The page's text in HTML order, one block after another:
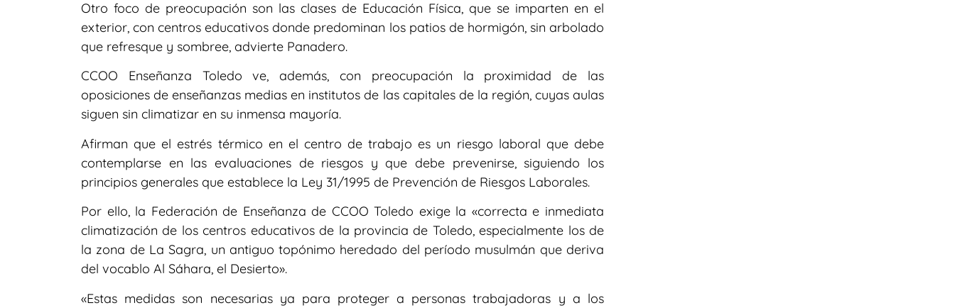
Otro foco de preocupación son las clases de Educación Física, que se imparten en el
exterior, con centros educativos donde predominan los patios de hormigón, sin arbolado
que refresque y sombree, advierte Panadero.
CCOO Enseñanza Toledo ve, además, con preocupación la proximidad de las
oposiciones de enseñanzas medias en institutos de las capitales de la región, cuyas aulas
siguen sin climatizar en su inmensa mayoría.
Afirman que el estrés térmico en el centro de trabajo es un riesgo laboral que debe
contemplarse en las evaluaciones de riesgos y que debe prevenirse, siguiendo los
principios generales que establece la Ley 31/1995 de Prevención de Riesgos Laborales.
Por ello, la Federación de Enseñanza de CCOO Toledo exige la «correcta e inmediata
climatización de los centros educativos de la provincia de Toledo, especialmente los de
la zona de La Sagra, un antiguo topónimo heredado del período musulmán que deriva
del vocablo Al Sáhara, el Desierto».
«Estas medidas son necesarias ya para proteger a personas trabajadoras y a los